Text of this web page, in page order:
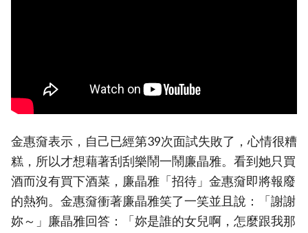
金惠奫表示，自己已經第39次面試失敗了，心情很糟
糕，所以才想藉著刮刮樂鬧一鬧廉晶雅。看到她只買
酒而沒有買下酒菜，廉晶雅「招待」金惠奫即將報廢
的熱狗。金惠奫衝著廉晶雅笑了一笑並且說：「謝謝
妳～」廉晶雅回答：「妳是誰的女兒啊，怎麼跟我那